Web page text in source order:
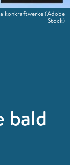
bald
(Adobe
Stock)